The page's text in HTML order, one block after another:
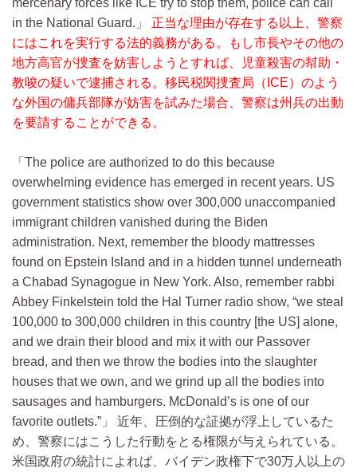
mercenary forces like ICE try to stop them, police can call
in the National Guard.
正当な理由が存在する以上、警察
にはこれを実行する法的義務がある。もし市長やその他の
地方高官が捜査を妨害しようとすれば、児童殺害の幇助・
教唆の疑いで逮捕される。移民税関捜査局（ICE）のよう
な外国の傭兵部隊が妨害を試みた場合、警察は州兵の出動
を要請することができる。
The police are authorized to do this because
overwhelming evidence has emerged in recent years. US
government statistics show over 300,000 unaccompanied
immigrant children vanished during the Biden
administration. Next, remember the bloody mattresses
found on Epstein Island and in a hidden tunnel underneath
a Chabad Synagogue in New York. Also, remember rabbi
Abbey Finkelstein told the Hal Turner radio show, “we steal
100,000 to 300,000 children in this country [the US] alone,
and we drain their blood and mix it with our Passover
bread, and then we throw the bodies into the slaughter
houses that we own, and we grind up all the bodies into
sausages and hamburgers. McDonald’s is one of our
favorite outlets.”
近年、圧倒的な証拠が浮上しているた
め、警察にはこうした行動をとる権限が与えられている。
米国政府の統計によれば、バイデン政権下で30万人以上の